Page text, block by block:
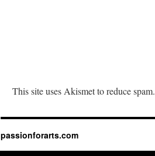
This site uses Akismet to reduce spam.
passionforarts.com